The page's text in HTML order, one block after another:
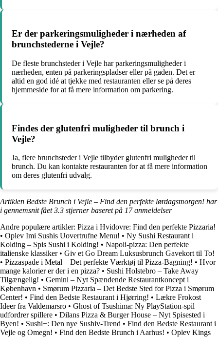
Er der parkeringsmuligheder i nærheden af
brunchstederne i Vejle?
De fleste brunchsteder i Vejle har parkeringsmuligheder i
nærheden, enten på parkeringspladser eller på gaden. Det er
altid en god idé at tjekke med restauranten eller se på deres
hjemmeside for at få mere information om parkering.
Findes der glutenfri muligheder til brunch i
Vejle?
Ja, flere brunchsteder i Vejle tilbyder glutenfri muligheder til
brunch. Du kan kontakte restauranten for at få mere information
om deres glutenfri udvalg.
Artiklen Bedste Brunch i Vejle – Find den perfekte lørdagsmorgen! har
i gennemsnit fået3.3 stjerner baseret på 17anmeldelser
Andre populære artikler: Pizza i Hvidovre: Find den perfekte Pizzaria!
• Oplev Imi Sushis Uovertrufne Menu! • Ny Sushi Restaurant i
Kolding – Spis Sushi i Kolding! • Napoli-pizza: Den perfekte
italienske klassiker• Giv et Go Dream Luksusbrunch Gavekort til To!
• Pizzaspade i Metal – Det perfekte Værktøj til Pizza-Bagning! • Hvor
mange kalorier er der i en pizza? • Sushi Holstebro – Take Away
Tilgængelig! • Gemini – Nyt Spændende Restaurantkoncept i
København • Smørum Pizzaria – Det Bedste Sted for Pizza i Smørum
Center! • Find den Bedste Restaurant i Hjørring! • Lækre Frokost
Ideer fra Valdemarsro • Ghost of Tsushima: Ny PlayStation-spil
udfordrer spillere • Dilans Pizza & Burger House – Nyt Spisested i
Byen! • Sushi+: Den nye Sushiv-Trend • Find den Bedste Restaurant i
Vejle og Omegn! • Find den Bedste Brunch i Aarhus! • Oplev Kings